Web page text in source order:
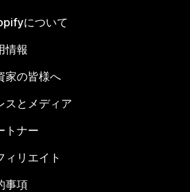
について
情報
家の皆様へ
スとメディア
トナー
ィリエイト
事項